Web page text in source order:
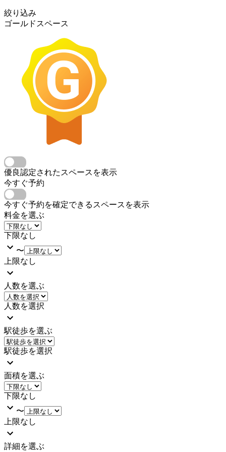
絞り込み
ゴールドスペース
優良認定されたスペースを表示
今すぐ予約
今すぐ予約を確定できるスペースを表示
料金を選ぶ
下限なし
〜
上限なし
人数を選ぶ
人数を選択
駅徒歩を選ぶ
駅徒歩を選択
面積を選ぶ
下限なし
〜
上限なし
詳細を選ぶ